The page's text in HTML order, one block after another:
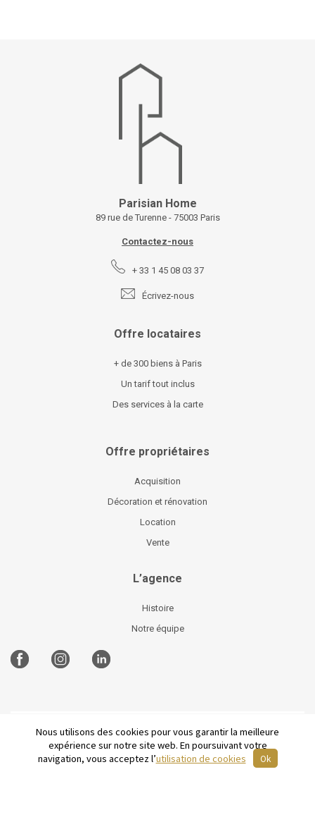
Parisian Home
89 rue de Turenne - 75003 Paris
Contactez-nous
+ 33 1 45 08 03 37
Écrivez-nous
Offre locataires
+ de 300 biens à Paris
Un tarif tout inclus
Des services à la carte
Offre propriétaires
Acquisition
Décoration et rénovation
Location
Vente
L’agence
Histoire
Notre équipe
2026 Parisian Home Plan du site - Mentions légales -
Conditions générales de vente -
Nous utilisons des cookies pour vous garantir la meilleure
expérience sur notre site web. En poursuivant votre
navigation, vous acceptez l’utilisation de cookies Ok